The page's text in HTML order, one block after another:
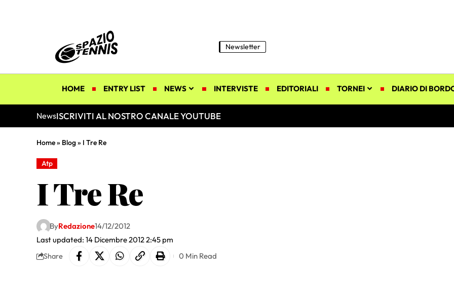
Newsletter
HOME ENTRY LIST NEWS INTERVISTE EDITORIALI TORNEI DIARIO DI
NewsISCRIVITI AL NOSTRO CANALE YOUTUBE
Home» Blog» I Tre Re
Atp
I Tre Re
Last updated: 14 Dicembre 2012 2:45 pm
ByRedazione14/12/2012
Share 0 Min Read